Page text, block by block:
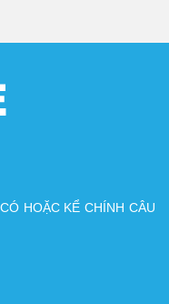
HOẶC KỂ CHÍNH CÂU